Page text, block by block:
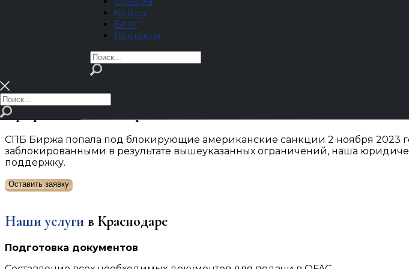
Кейсы
Блог
Контакты
Юридические услуги: комплексная помощь и сопровождение
Разблокировка иностранных активов в связи с санкциями США
Профессиональная юридическая помощь в подготовке и подаче
СПБ Биржа попала под блокирующие американские санкции 2 ноября 2023
заблокированными в результате вышеуказанных ограничений, наша
поддержку.
Оставить заявку
Наши услуги в Краснодаре
Подготовка документов